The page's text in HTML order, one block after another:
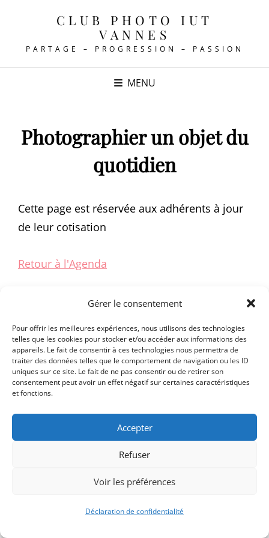
Gérer le consentement
Pour offrir les meilleures expériences, nous utilisons des technologies
telles que les cookies pour stocker et/ou accéder aux informations des
appareils. Le fait de consentir à ces technologies nous permettra de
traiter des données telles que le comportement de navigation ou les ID
uniques sur ce site. Le fait de ne pas consentir ou de retirer son
consentement peut avoir un effet négatif sur certaines caractéristiques
et fonctions.
Accepter
Refuser
Voir les préférences
Déclaration de confidentialité
CLUB PHOTO IUT
VANNES
PARTAGE – PROGRESSION – PASSION
MENU
Photographier un objet du
quotidien
Cette page est réservée aux adhérents à jour
de leur cotisation
Retour à l'Agenda
Signify-Child ByClub Photo IUT Vannes @2025